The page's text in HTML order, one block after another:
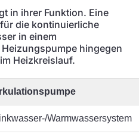
in ihrer Funktion. Eine
die kontinuierliche
in einem
hingegen
Heizkreislauf.
Warmwassersystem